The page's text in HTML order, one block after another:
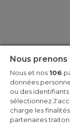
Réfrigérateur
SBS 90
HSW79F18DIGB
Nous
Nous et nos 106
données
ou des
sélectionnez
charge les
partenaires